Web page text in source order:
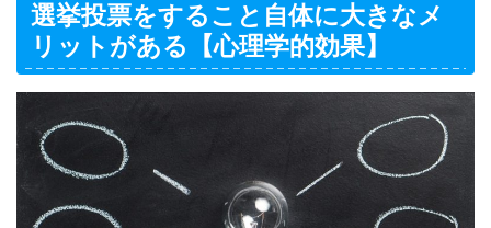
選挙投票をすること自体に大きなメ
リットがある【心理学的効果】